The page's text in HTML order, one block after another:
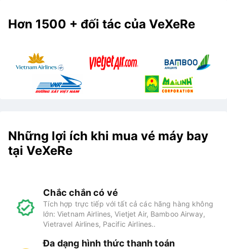
Hơn 1500 + đối tác của VeXeRe
Những lợi ích khi mua vé máy bay
tại VeXeRe
Chắc chắn có vé
Tích hợp trực tiếp với tất cả các hãng hàng không
lớn: Vietnam Airlines, Vietjet Air, Bamboo Airway,
Vietravel Airlines, Pacific Airlines..
Đa dạng hình thức thanh toán